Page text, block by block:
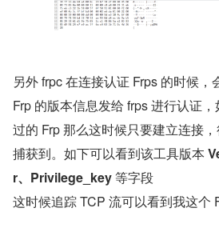
另外 frpc 在连接认证 Frps 的时候
Frp 的版本信息发给 frps 进行认证
过的 Frp 那么这时候只要建立连接
捕获到。如下可以看到该工具版本
r、Privilege_key 等字段
这时候追踪 TCP 流可以看到我这个